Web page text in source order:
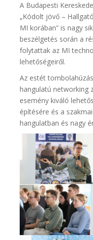
A Budapesti
„Kódolt jövő –
MI korában” is nagy
beszélgetés során a
folytattak az MI
lehetőségeiről.
Az estét
hangulatú networking
esemény kiváló
építésére és a
hangulatban és nagy